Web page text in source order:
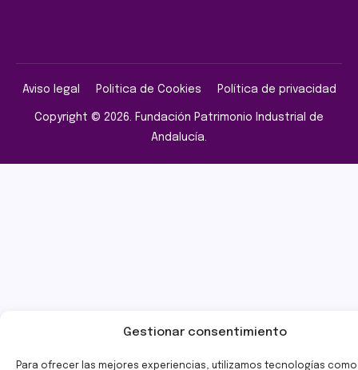
Gestionar consentimiento
Para ofrecer las mejores experiencias, utilizamos tecnologías como
Copyright © 2026. Fundación Patrimonio Industrial de
Andalucía.
Aviso legal Politica de Cookies Política de privacidad